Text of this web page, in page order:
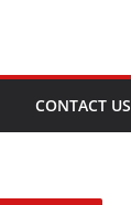
CONTACT US